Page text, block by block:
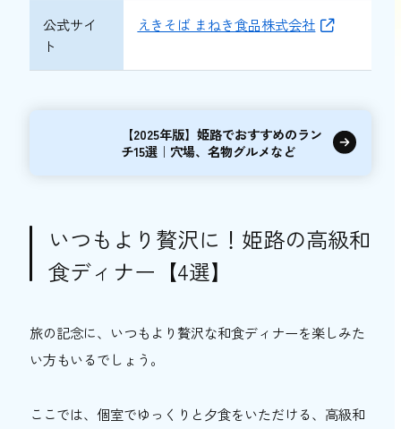
公式サイ
ト
えきそば まねき食品株式会社
【2025年版】姫路でおすすめのラン
チ15選｜穴場、名物グルメなど
いつもより贅沢に！姫路の高級和
食ディナー【4選】
旅の記念に、いつもより贅沢な和食ディナーを楽しみた
い方もいるでしょう。
ここでは、個室でゆっくりと夕食をいただける、高級和